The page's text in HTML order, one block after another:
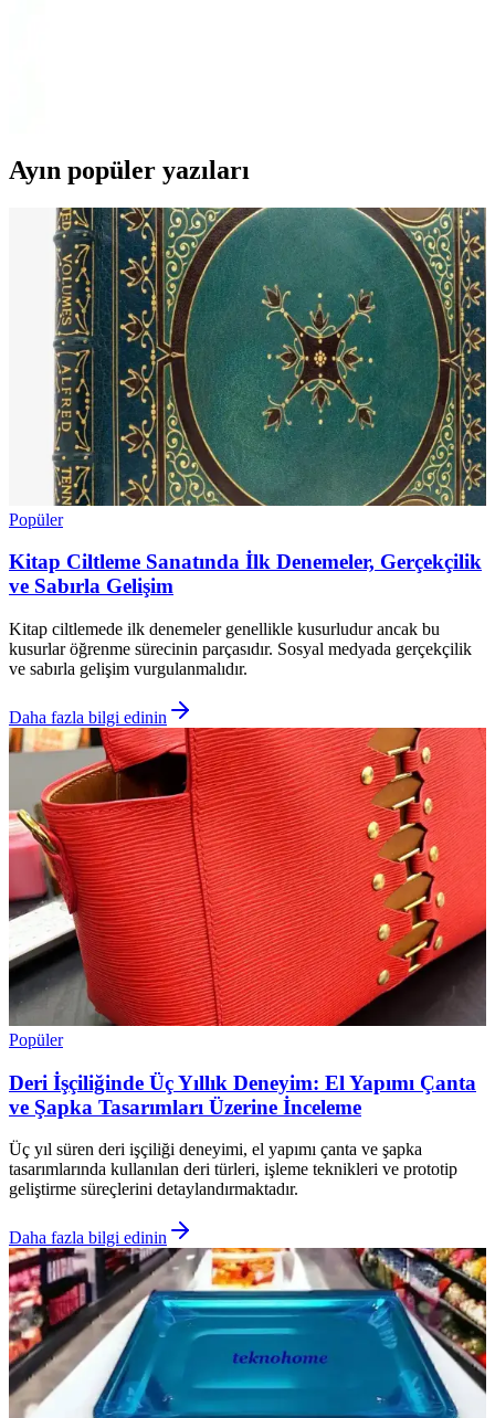
Ayın popüler yazıları
Popüler
Kitap Ciltleme Sanatında İlk Denemeler, Gerçekçilik
ve Sabırla Gelişim
Kitap ciltlemede ilk denemeler genellikle kusurludur ancak bu
kusurlar öğrenme sürecinin parçasıdır. Sosyal medyada gerçekçilik
ve sabırla gelişim vurgulanmalıdır.
Daha fazla bilgi edinin
Popüler
Deri İşçiliğinde Üç Yıllık Deneyim: El Yapımı Çanta
ve Şapka Tasarımları Üzerine İnceleme
Üç yıl süren deri işçiliği deneyimi, el yapımı çanta ve şapka
tasarımlarında kullanılan deri türleri, işleme teknikleri ve prototip
geliştirme süreçlerini detaylandırmaktadır.
Daha fazla bilgi edinin